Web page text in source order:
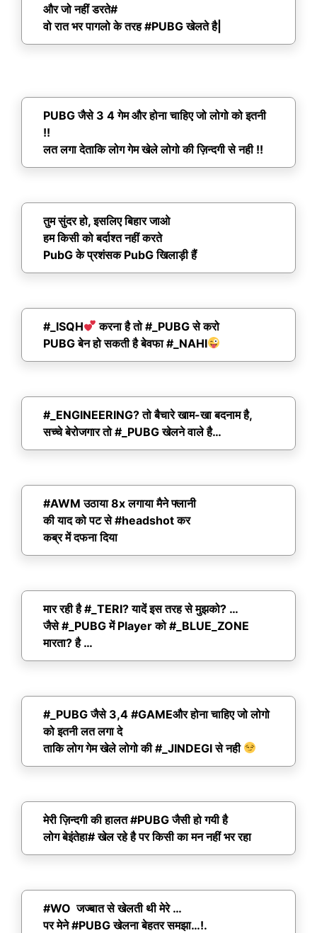
और जो नहीं डरते#
वो रात भर पागलो के तरह #PUBG खेलते है|
PUBG जैसे 3 4 गेम और होना चाहिए जो लोगो को इतनी
!!
लत लगा देताकि लोग गेम खेले लोगो की ज़िन्दगी से नही !!
तुम सुंदर हो, इसलिए बिहार जाओ
हम किसी को बर्दाश्त नहीं करते
PubG के प्रशंसक PubG खिलाड़ी हैं
#_ISQH
करना है तो #_PUBG से करो
PUBG बेन हो सकती है बेवफा #_NAHI
#_ENGINEERING? तो बैचारे खाम-खा बदनाम है,
सच्चे बेरोजगार तो #_PUBG खेलने वाले है…
#AWM उठाया 8x लगाया मैने फ्लानी
की याद को पट से #headshot कर
कब्र में दफना दिया
मार रही है #_TERI? यादें इस तरह से मुझको? …
जैसे #_PUBG में Player को #_BLUE_ZONE
मारता? है …
#_PUBG जैसे 3,4 #GAMEऔर होना चाहिए जो लोगो
को इतनी लत लगा दे
ताकि लोग गेम खेले लोगो की #_JINDEGI से नही
मेरी ज़िन्दगी की हालत #PUBG जैसी हो गयी है
लोग बेइंतेहा# खेल रहे है पर किसी का मन नहीं भर रहा
#WO जज्बात से खेलती थी मेरे …
पर मेने #PUBG खेलना बेहतर समझा…!.